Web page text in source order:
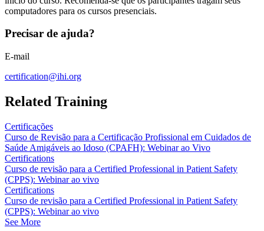
computadores para os cursos presenciais.
Precisar de ajuda?
E-mail
certification@ihi.org
Related Training
Certificações
Curso de Revisão para a Certificação Profissional em Cuidados de
Saúde Amigáveis ao Idoso (CPAFH): Webinar ao Vivo
Certifications
Curso de revisão para a Certified Professional in Patient Safety
(CPPS): Webinar ao vivo
Certifications
Curso de revisão para a Certified Professional in Patient Safety
(CPPS): Webinar ao vivo
See More